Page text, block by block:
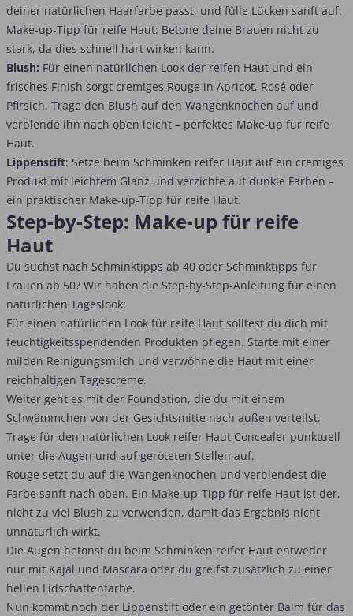
deiner natürlichen Haarfarbe passt, und fülle Lücken sanft auf.
Make-up-Tipp für reife Haut: Betone deine Brauen nicht zu
stark, da dies schnell hart wirken kann.
Blush: Für einen natürlichen Look der reifen Haut und ein
frisches Finish sorgt cremiges Rouge in Apricot, Rosé oder
Pfirsich. Trage den Blush auf den Wangenknochen auf und
verblende ihn nach oben leicht – perfektes Make-up für reife
Haut.
Lippenstift: Setze beim Schminken reifer Haut auf ein cremiges
Produkt mit leichtem Glanz und verzichte auf dunkle Farben –
ein praktischer Make-up-Tipp für reife Haut.
Step-by-Step: Make-up für reife
Haut
Du suchst nach Schminktipps ab 40 oder Schminktipps für
Frauen ab 50? Wir haben die Step-by-Step-Anleitung für einen
natürlichen Tageslook:
Für einen natürlichen Look für reife Haut solltest du dich mit
feuchtigkeitsspendenden Produkten pflegen. Starte mit einer
milden Reinigungsmilch und verwöhne die Haut mit einer
reichhaltigen Tagescreme.
Weiter geht es mit der Foundation, die du mit einem
Schwämmchen von der Gesichtsmitte nach außen verteilst.
Trage für den natürlichen Look reifer Haut Concealer punktuell
unter die Augen und auf geröteten Stellen auf.
Rouge setzt du auf die Wangenknochen und verblendest die
Farbe sanft nach oben. Ein Make-up-Tipp für reife Haut ist der,
nicht zu viel Blush zu verwenden, damit das Ergebnis nicht
unnatürlich wirkt.
Die Augen betonst du beim Schminken reifer Haut entweder
nur mit Kajal und Mascara oder du greifst zusätzlich zu einer
hellen Lidschattenfarbe.
Nun kommt noch der Lippenstift oder ein getönter Balm für das